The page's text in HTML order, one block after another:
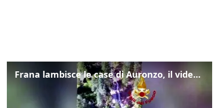
Frana lambisce le case di Auronzo, il video dall'elicottero dei vigili del fuoco